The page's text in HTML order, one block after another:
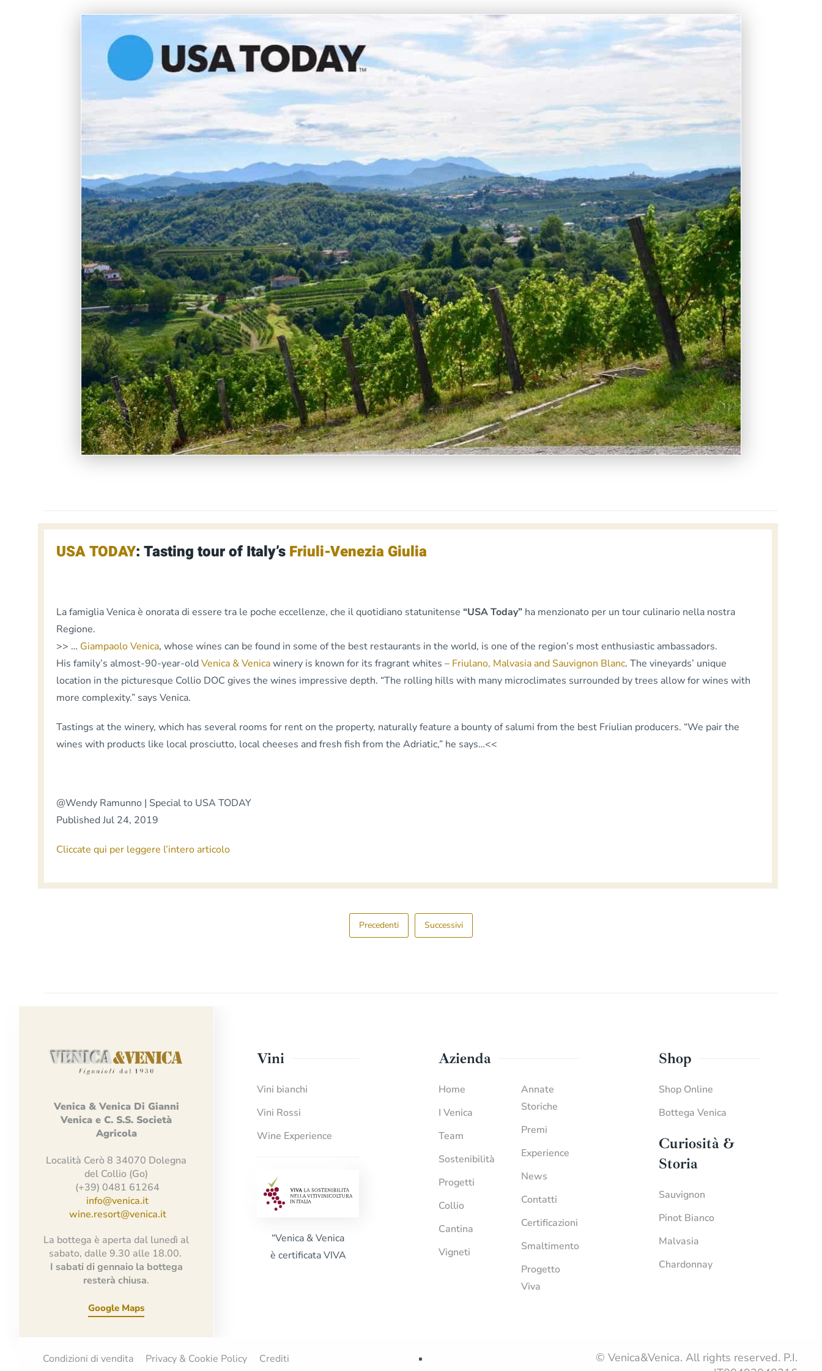
USA TODAY: Tasting tour of Italy’s Friuli-Venezia Giulia
La famiglia Venica è onorata di essere tra le poche eccellenze, che il quotidiano statunitense “USA Today” ha menzionato per un tour culinario nella nostra
Regione.
>> … Giampaolo Venica, whose wines can be found in some of the best restaurants in the world, is one of the region’s most enthusiastic ambassadors.
His family’s almost-90-year-old Venica & Venicawinery is known for its fragrant whites – Friulano, Malvasia and Sauvignon Blanc. The vineyards’ unique
location in the picturesque Collio DOC gives the wines impressive depth. “The rolling hills with many microclimates surrounded by trees allow for wines with
more complexity.” says Venica.
Tastings at the winery, which has several rooms for rent on the property, naturally feature a bounty of salumi from the best Friulian producers. “We pair the
wines with products like local prosciutto, local cheeses and fresh fish from the Adriatic,” he says…<<
@Wendy Ramunno | Special to USA TODAY
Published Jul 24, 2019
Cliccate qui per leggere l’intero articolo
Precedenti Successivi
Venica &Venica Di Gianni
VenicaeC. S.S. Società
Agricola
Località Cerò 8 34070 Dolegna
del Collio (Go)
(+39) 0481 61264
info@venica.it
wine.resort@venica.it
La bottega è aperta dal lunedì al
sabato, dalle 9.30 alle 18.00.
I sabati di gennaio la bottega
resterà chiusa.
Google Maps
Vini
Vini bianchi
Vini Rossi
Wine Experience
“Venica & Venica
è certificata VIVA
Azienda
Home
I Venica
Team
Sostenibilità
Progetti
Collio
Cantina
Vigneti
Annate
Storiche
Premi
Experience
News
Contatti
Certificazioni
Smaltimento
Progetto
Viva
Shop
Shop Online
Bottega Venica
Curiosità &
Storia
Sauvignon
Pinot Bianco
Malvasia
Chardonnay
Condizioni di vendita Privacy & Cookie Policy
Crediti
© Venica&Venica. All rights reserved. P.I.